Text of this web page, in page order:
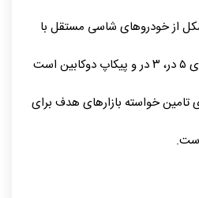
از خودروهای شاسی مستقل با
قابلیت آفرودی بالا در تیپ‌های ۵ در، ۳ در و پیکاپ دو‌کابین است
تامین خواسته بازارهای هدف برای